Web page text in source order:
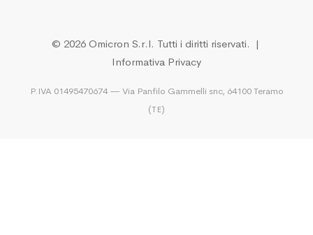
© 2026 Omicron S.r.l. Tutti i diritti riservati. |
Informativa Privacy
P.IVA 01495470674 — Via Panfilo Gammelli snc, 64100 Teramo
(TE)